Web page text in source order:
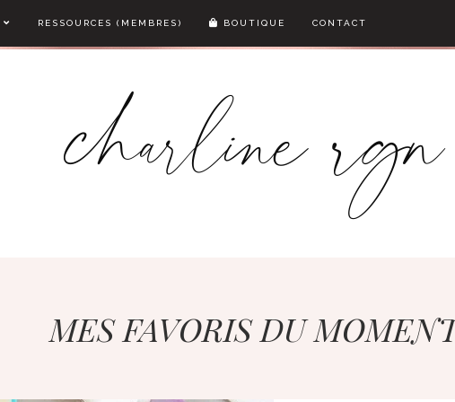
RESSOURCES (MEMBRES) BOUTIQUE CONTACT
MES FAVORIS DU